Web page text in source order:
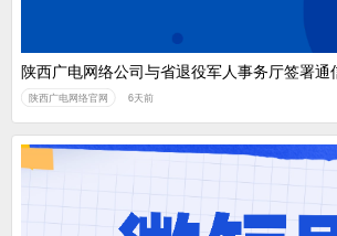
陕西广电网络公司与省退役军人事务厅签署通
陕西广电网络官网 6天前